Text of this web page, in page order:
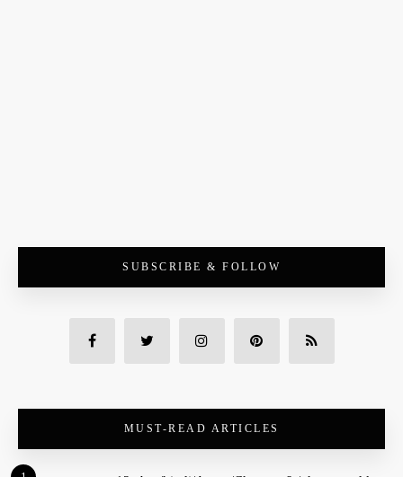
SUBSCRIBE & FOLLOW
MUST-READ ARTICLES